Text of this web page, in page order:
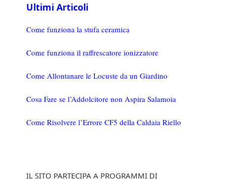
Ultimi Articoli
Come funziona la stufa ceramica
Come funziona il raffrescatore ionizzatore
Come Allontanare le Locuste da un Giardino
Cosa Fare se l’Addolcitore non Aspira Salamoia
Come Risolvere l’Errore CF5 della Caldaia Riello
IL SITO PARTECIPA A PROGRAMMI DI